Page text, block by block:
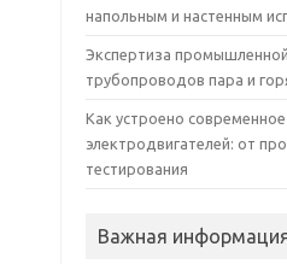
напольным и настенным
Экспертиза
трубопроводов пара и
Как устроено
электродвигателей: от
тестирования
Важная